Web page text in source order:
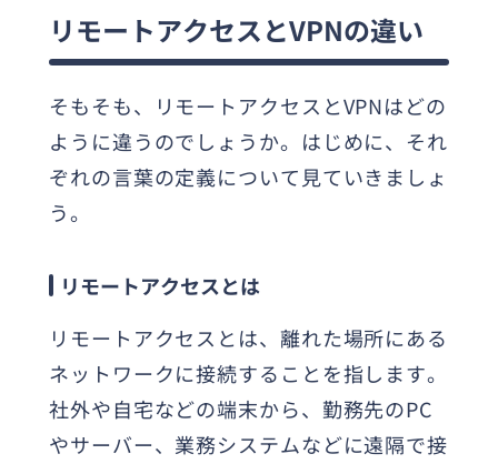
リモートアクセスとVPNの違い
そもそも、リモートアクセスとVPNはどの
ように違うのでしょうか。はじめに、それ
ぞれの言葉の定義について見ていきましょ
う。
リモートアクセスとは
リモートアクセスとは、離れた場所にある
ネットワークに接続することを指します。
社外や自宅などの端末から、勤務先のPC
やサーバー、業務システムなどに遠隔で接